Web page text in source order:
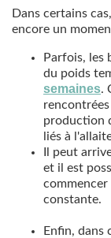
Dans certains
encore un
Parfois, les
du poids
semaines.
production
liés à
Il peut
et il est
commencer
constante.
Enfin, dans